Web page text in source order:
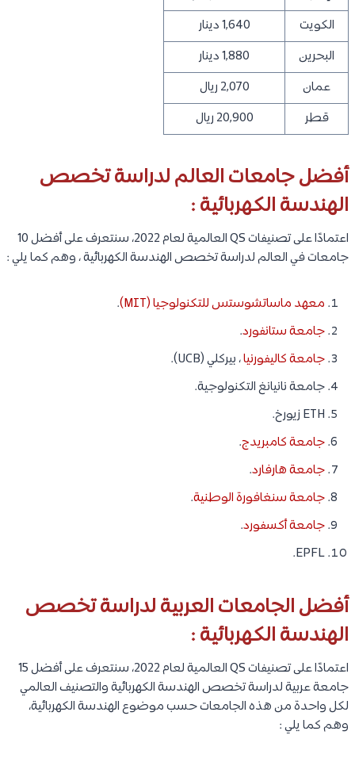
الكويت
1,640 دينار
البحرين
1,880 دينار
عمان
2,070 ريال
قطر
20,900 ريال
أفضل جامعات العالم لدراسة تخصص
الهندسة الكهربائية :
اعتمادًا على تصنيفات QS العالمية لعام 2022، سنتعرف على أفضل 10
جامعات في العالم لدراسة تخصص الهندسة الكهربائية ، وهم كما يلي :
معهد ماساتشوستس للتكنولوجيا (MIT)
.
جامعة ستانفورد.
جامعة كاليفورنيا، بيركلي (UCB).
جامعة نانيانغ التكنولوجية.
ETH زيورخ.
جامعة كامبريدج.
جامعة هارفارد.
جامعة سنغافورة الوطنية.
جامعة أكسفورد.
EPFL.
أفضل الجامعات العربية لدراسة تخصص
الهندسة الكهربائية :
اعتمادًا على تصنيفات QS العالمية لعام 2022، سنتعرف على أفضل 15
جامعة عربية لدراسة تخصص الهندسة الكهربائية والتصنيف العالمي
لكل واحدة من هذه الجامعات حسب موضوع الهندسة الكهربائية،
وهم كما يلي :